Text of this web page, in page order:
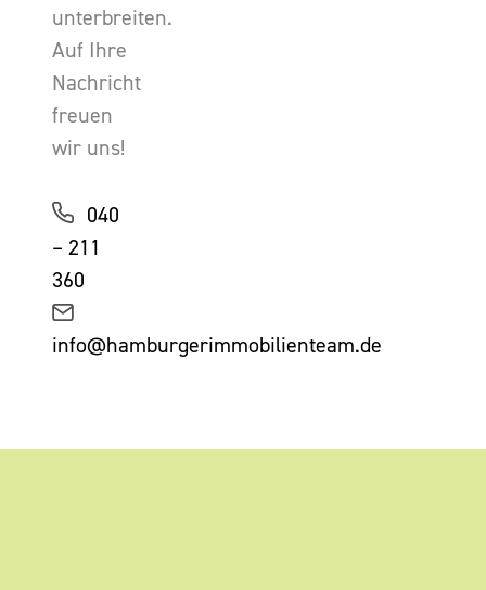
unterbreiten.
Auf Ihre
Nachricht
freuen
wir uns!
040
– 211
360
info@hamburgerimmobilienteam.de